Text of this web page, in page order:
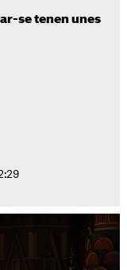
se tenen unes